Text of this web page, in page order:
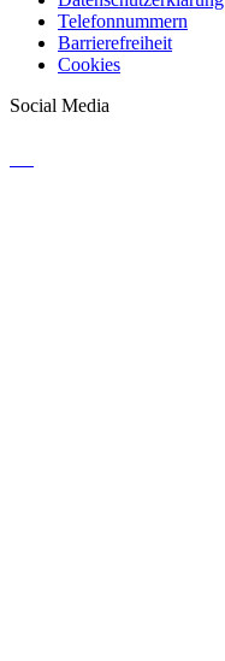
Telefonnummern
Barrierefreiheit
Cookies
Social Media